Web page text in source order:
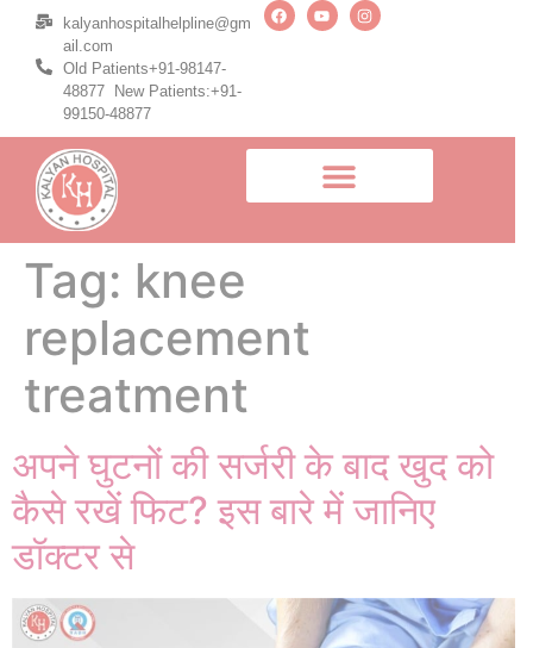
kalyanhospitalhelpline@gm
ail.com
Old Patients+91-98147-
48877 New Patients:+91-
99150-48877
Tag: knee
replacement
treatment
अपने घुटनों की सर्जरी के बाद खुद को
कैसे रखें फिट? इस बारे में जानिए
डॉक्टर से